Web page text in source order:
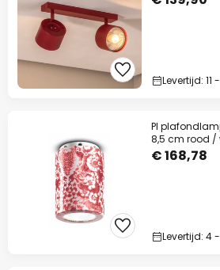
Levertijd: 11
PI
8,5 cm rood /
€ 168,78
Levertijd: 4